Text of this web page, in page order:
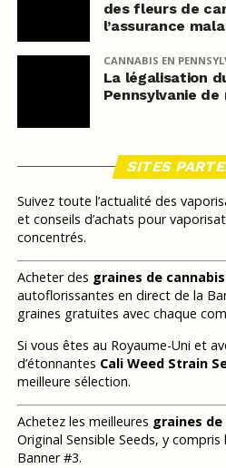
des fleurs de
l’assurance
CANNABIS EN
La légalisation
Pennsylvanie de
SITES
Suivez toute l’actualité des
et conseils d’achats pour
concentrés.
Acheter des graines de cannabis
autoflorissantes en direct de la
graines gratuites avec chaque
Si vous êtes au Royaume-Uni et
d’étonnantes Cali Weed Strain
meilleure sélection.
Achetez les meilleures graines
Original Sensible Seeds, y
Banner #3.